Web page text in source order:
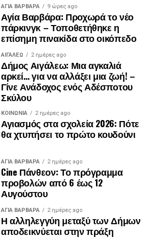
ΑΓΙΑ ΒΑΡΒΑΡΑ 9 ώρες ago
Αγία Βαρβάρα: Προχωρά το νέο
πάρκινγκ – Τοποθετήθηκε η
επίσημη πινακίδα στο οικόπεδο
ΑΙΓΑΛΕΩ 2 ημέρες ago
Δήμος Αιγάλεω: Μια αγκαλιά
αρκεί… για να αλλάξει μια ζωή! –
Γίνε Ανάδοχος ενός Αδέσποτου
Σκύλου
ΚΟΙΝΩΝΊΑ 2 ημέρες ago
Αγιασμός στα σχολεία 2026: Πότε
θα χτυπήσει το πρώτο κουδούνι
ΑΓΙΑ ΒΑΡΒΑΡΑ 2 ημέρες ago
Cine Πάνθεον: Το πρόγραμμα
προβολών από 6 έως 12
Αυγούστου
ΑΓΙΑ ΒΑΡΒΑΡΑ 2 ημέρες ago
Η αλληλεγγύη μεταξύ των Δήμων
αποδεικνύεται στην πράξη